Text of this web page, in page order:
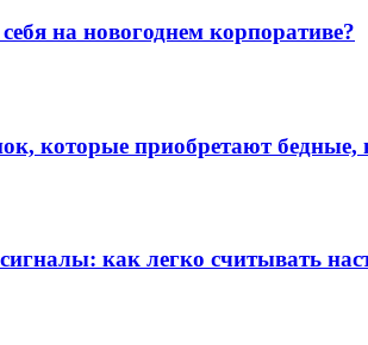
на новогоднем корпоративе?
которые приобретают бедные,
как легко считывать